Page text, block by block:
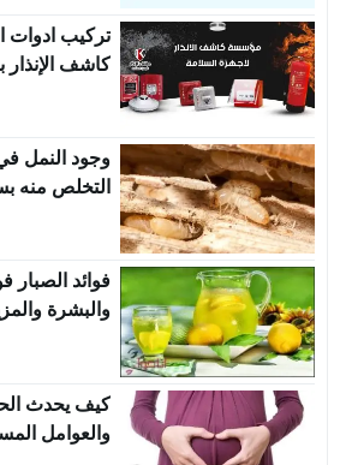
تركيب
كاشف الإنذار
وجود النمل
التخلص منه
فوائد الصبار
والبشرة
كيف يحدث
والعوامل